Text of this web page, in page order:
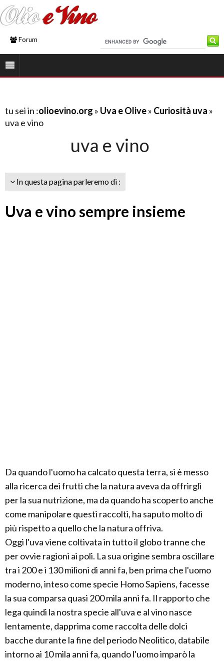
Forum
tu sei in :olioevino.org » Uva e Olive» Curiosità uva »
uva e vino
uva e vino
In questa pagina parleremo di :
Uva e vino sempre insieme
Da quando l'uomo ha calcato questa terra, si è messo
alla ricerca dei frutti che la natura aveva da offrirgli
per la sua nutrizione, ma da quando ha scoperto anche
come manipolare questi raccolti, ha saputo molto di
più rispetto a quello che la natura offriva.
Oggi l'uva viene coltivata in tutto il globo tranne che
per ovvie ragioni ai poli. La sua origine sembra oscillare
tra i 200 e i 130 milioni di anni fa, ben prima che l'uomo
moderno, inteso come specie Homo Sapiens, facesse
la sua comparsa quasi 200 mila anni fa. Il rapporto che
lega quindi la nostra specie all'uva e al vino nasce
lentamente, dapprima come raccolta delle dolci
bacche durante la fine del periodo Neolitico, databile
intorno ai 10 mila anni fa, quando l'uomo imparò la